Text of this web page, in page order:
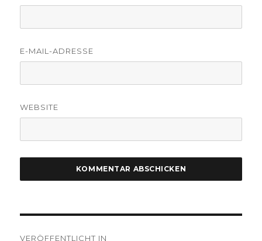
E-MAIL-ADRESSE
WEBSITE
VERÖFFENTLICHT IN